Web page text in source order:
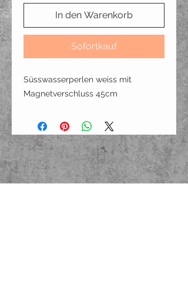
In den Warenkorb
Sofortkauf
Süsswasserperlen weiss mit
Magnetverschluss 45cm